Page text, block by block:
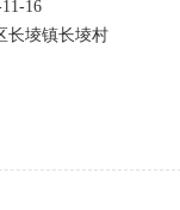
相关部门批准后方可